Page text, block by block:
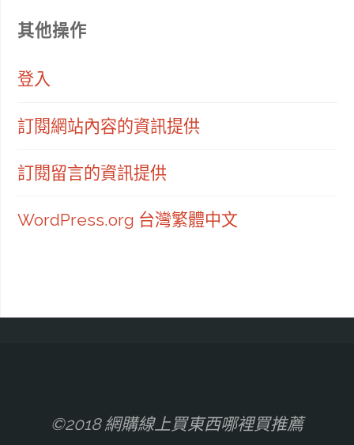
其他操作
登入
訂閱網站內容的資訊提供
訂閱留言的資訊提供
WordPress.org 台灣繁體中文
©2018 網購線上買東西哪裡買推薦